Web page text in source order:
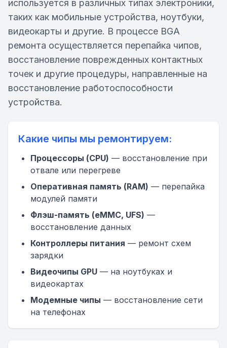
используется в различных типах электроники,
таких как мобильные устройства, ноутбуки,
видеокарты и другие. В процессе BGA
ремонта осуществляется перепайка чипов,
восстановление поврежденных контактных
точек и другие процедуры, направленные на
восстановление работоспособности
устройства.
Какие чипы мы ремонтируем:
Процессоры (CPU) — восстановление при
отвале или перегреве
Оперативная память (RAM) — перепайка
модулей памяти
Флэш-память (eMMC, UFS) —
восстановление данных
Контроллеры питания — ремонт схем
зарядки
Видеочипы GPU — на ноутбуках и
видеокартах
Модемные чипы — восстановление сети
на телефонах